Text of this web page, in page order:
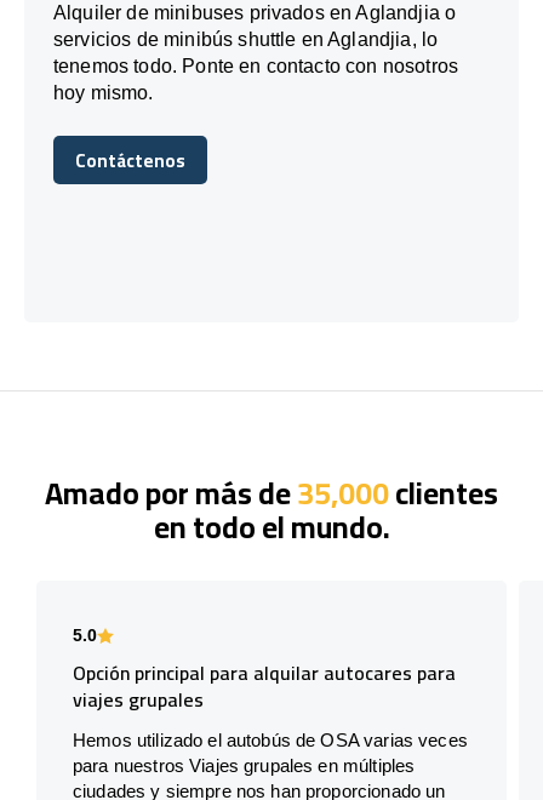
Alquiler de minibuses privados en Aglandjia o
servicios de minibús shuttle en Aglandjia, lo
tenemos todo. Ponte en contacto con nosotros
hoy mismo.
Contáctenos
Contáctenos
Amado por más de35,000clientes
en todo el mundo.
5.0
Opción principal para alquilar autocares para
viajes grupales
Hemos utilizado el autobús de OSA varias veces
para nuestros Viajes grupales en múltiples
ciudades y siempre nos han proporcionado un